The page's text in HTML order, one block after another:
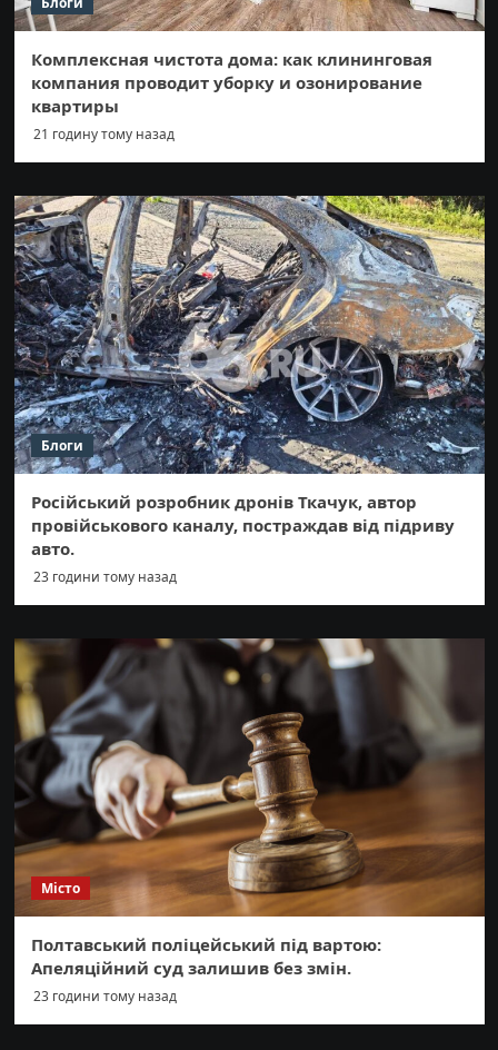
Комплексная чистота дома: как клининговая
компания проводит уборку и озонирование
квартиры
21 годину тому назад
Блоги
Російський розробник дронів Ткачук, автор
провійськового каналу, постраждав від підриву
авто.
23 години тому назад
Місто
Полтавський поліцейський під вартою:
Апеляційний суд залишив без змін.
23 години тому назад